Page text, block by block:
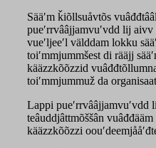
Sääʹm ǩiõllsuåvtõs
pueʹrrvââjjamvuʹvdd lij
vueʹljeeʹl välddam lokku
toiʹmmjummšest di rääjj
kääzzkõõzzid
toiʹmmjummuž da
Lappi pueʹrrvââjjamvuʹvdd
teâuddjâttmõššân
kääzzkõõzzi